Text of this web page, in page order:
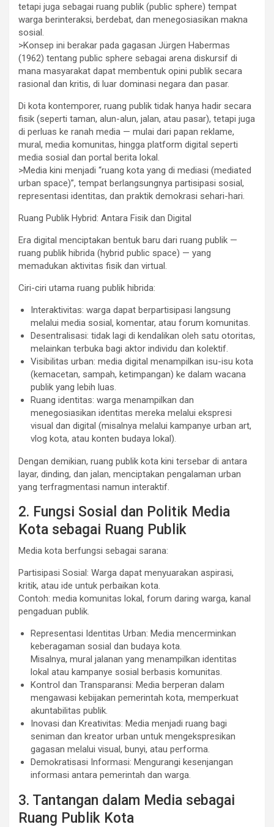
tetapi juga sebagai ruang publik (public sphere) tempat
warga berinteraksi, berdebat, dan menegosiasikan makna
sosial.
>Konsep ini berakar pada gagasan Jürgen Habermas
(1962) tentang public sphere sebagai arena diskursif di
mana masyarakat dapat membentuk opini publik secara
rasional dan kritis, di luar dominasi negara dan pasar.
Di kota kontemporer, ruang publik tidak hanya hadir secara
fisik (seperti taman, alun-alun, jalan, atau pasar), tetapi juga
di perluas ke ranah media — mulai dari papan reklame,
mural, media komunitas, hingga platform digital seperti
media sosial dan portal berita lokal.
>Media kini menjadi “ruang kota yang di mediasi (mediated
urban space)”, tempat berlangsungnya partisipasi sosial,
representasi identitas, dan praktik demokrasi sehari-hari.
Ruang Publik Hybrid: Antara Fisik dan Digital
Era digital menciptakan bentuk baru dari ruang publik —
ruang publik hibrida (hybrid public space) — yang
memadukan aktivitas fisik dan virtual.
Ciri-ciri utama ruang publik hibrida:
Interaktivitas: warga dapat berpartisipasi langsung
melalui media sosial, komentar, atau forum komunitas.
Desentralisasi: tidak lagi di kendalikan oleh satu otoritas,
melainkan terbuka bagi aktor individu dan kolektif.
Visibilitas urban: media digital menampilkan isu-isu kota
(kemacetan, sampah, ketimpangan) ke dalam wacana
publik yang lebih luas.
Ruang identitas: warga menampilkan dan
menegosiasikan identitas mereka melalui ekspresi
visual dan digital (misalnya melalui kampanye urban art,
vlog kota, atau konten budaya lokal).
Dengan demikian, ruang publik kota kini tersebar di antara
layar, dinding, dan jalan, menciptakan pengalaman urban
yang terfragmentasi namun interaktif.
2. Fungsi Sosial dan Politik Media
Kota sebagai Ruang Publik
Media kota berfungsi sebagai sarana:
Partisipasi Sosial: Warga dapat menyuarakan aspirasi,
kritik, atau ide untuk perbaikan kota.
Contoh: media komunitas lokal, forum daring warga, kanal
pengaduan publik.
Representasi Identitas Urban: Media mencerminkan
keberagaman sosial dan budaya kota.
Misalnya, mural jalanan yang menampilkan identitas
lokal atau kampanye sosial berbasis komunitas.
Kontrol dan Transparansi: Media berperan dalam
mengawasi kebijakan pemerintah kota, memperkuat
akuntabilitas publik.
Inovasi dan Kreativitas: Media menjadi ruang bagi
seniman dan kreator urban untuk mengekspresikan
gagasan melalui visual, bunyi, atau performa.
Demokratisasi Informasi: Mengurangi kesenjangan
informasi antara pemerintah dan warga.
3. Tantangan dalam Media sebagai
Ruang Publik Kota